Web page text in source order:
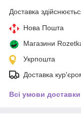
Доставка
Нова Пошта
Магазини
Укрпошта
Доставка
Всі умови доставки